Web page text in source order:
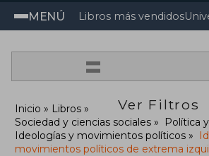
MENÚ Libros más vendidos
=
Ver Filtros
Inicio
Libros
Sociedad y ciencias sociales
Política
Ideologías y movimientos políticos
movimientos políticos de extrema